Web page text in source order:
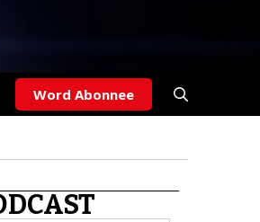
Word Abonnee